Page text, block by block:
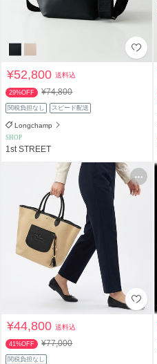
¥52,800送料込
29%OFF ¥74,800
関税負担なし スピード配送
Longchamp
SHOP
1st STREET
¥44,800送料込
41%OFF ¥77,000
関税負担なし